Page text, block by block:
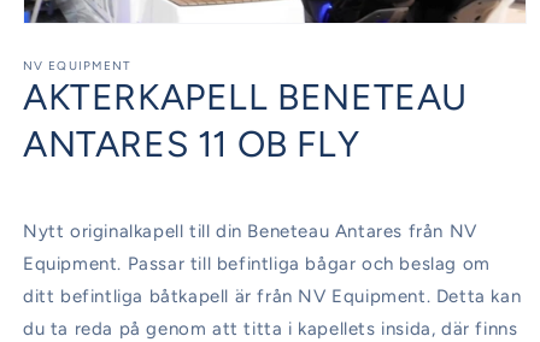
1
modalfönster
NV EQUIPMENT
AKTERKAPELL BENETEAU
ANTARES 11 OB FLY
Nytt originalkapell till din Beneteau Antares från NV
Equipment. Passar till befintliga bågar och beslag om
ditt befintliga båtkapell är från NV Equipment. Detta kan
du ta reda på genom att titta i kapellets insida, där finns